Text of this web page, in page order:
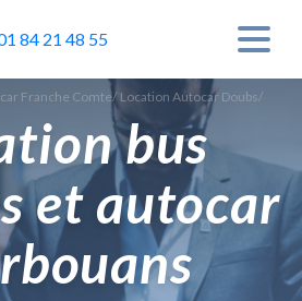
84 21 48 55
Franche Comte/ Location Autocar Doubs/
bus
et autocar